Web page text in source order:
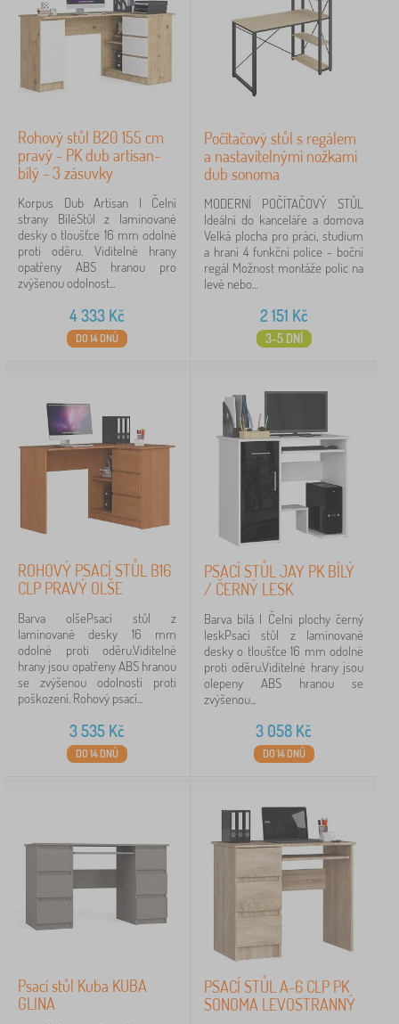
Rohový stůl B20 155 cm
pravý - PK dub artisan-
bílý - 3 zásuvky
Korpus Dub Artisan | Čelní
strany BíléStůl z laminované
desky o tloušťce 16 mm odolné
proti oděru. Viditelné hrany
opatřeny ABS hranou pro
zvýšenou odolnost...
4 333 Kč
DO 14 DNŮ
Počítačový stůl s regálem
a nastavitelnými nožkami
dub sonoma
MODERNÍ POČÍTAČOVÝ STŮL
Ideální do kanceláře a domova
Velká plocha pro práci, studium
a hraní 4 funkční police - boční
regál Možnost montáže polic na
levé nebo...
2 151 Kč
3-5 DNÍ
ROHOVÝ PSACÍ STŮL B16
CLP PRAVÝ OLŠE
Barva olšePsací stůl z
laminované desky 16 mm
odolné proti oděru.Viditelné
hrany jsou opatřeny ABS hranou
se zvýšenou odolností proti
poškození. Rohový psací...
3 535 Kč
DO 14 DNŮ
PSACÍ STŮL JAY PK BÍLÝ
/ ČERNÝ LESK
Barva bílá | Čelní plochy černý
leskPsací stůl z laminované
desky o tloušťce 16 mm odolné
proti oděru.Viditelné hrany jsou
olepeny ABS hranou se
zvýšenou...
3 058 Kč
DO 14 DNŮ
Psací stůl Kuba KUBA
GLINA
PSACÍ STŮL A-6 CLP PK
SONOMA LEVOSTRANNÝ